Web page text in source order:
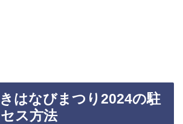
はなびまつり2024の駐
ス方法